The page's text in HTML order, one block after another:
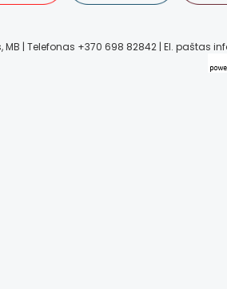
| Telefonas +370 698 82842 | El. paštas